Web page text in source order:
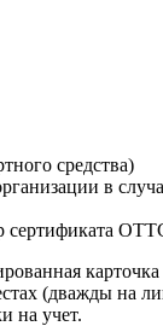
средства)
в
(дважды на
на учет.